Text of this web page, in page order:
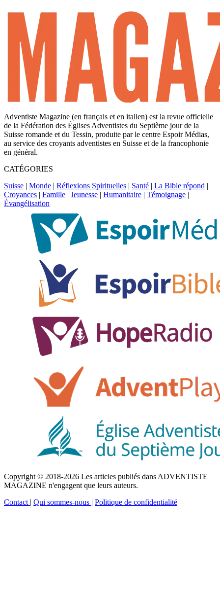
Adventiste Magazine (en français et en italien) est la revue officielle
de la Fédération des Églises Adventistes du Septième jour de la
Suisse romande et du Tessin, produite par le centre Espoir Médias,
au service des croyants adventistes en Suisse et de la francophonie
en général.
CATÉGORIES
Suisse | Monde | Réflexions Spirituelles | Santé | La Bible répond |
Croyances | Famille | Jeunesse | Humanitaire | Témoignage |
Évangélisation
Copyright © 2018-2026 Les articles publiés dans ADVENTISTE
MAGAZINE n'engagent que leurs auteurs.
Contact | Qui sommes-nous | Politique de confidentialité